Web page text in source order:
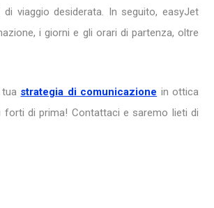
viaggio desiderata. In seguito, easyJet
i giorni e gli orari di partenza, oltre
strategia di comunicazione in ottica
forti di prima! Contattaci e saremo lieti di